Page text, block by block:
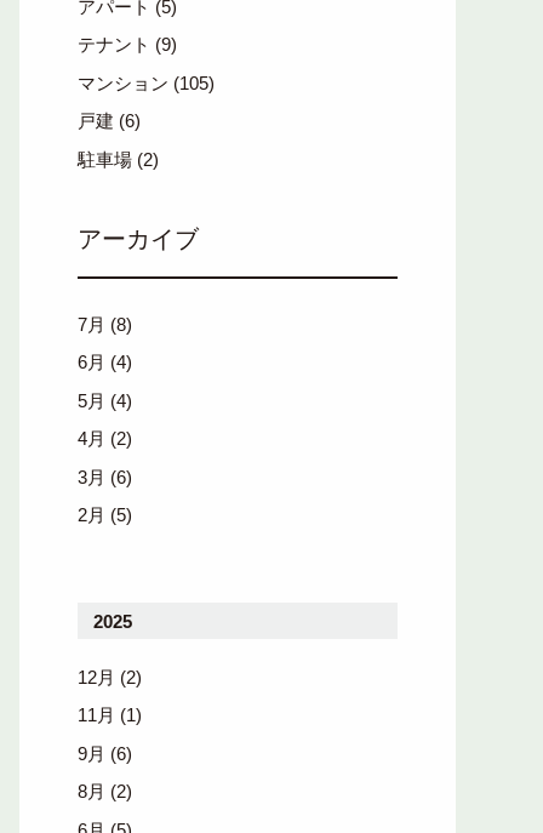
アパート (5)
テナント (9)
マンション (105)
戸建 (6)
駐車場 (2)
アーカイブ
7月 (8)
6月 (4)
5月 (4)
4月 (2)
3月 (6)
2月 (5)
2025
12月 (2)
11月 (1)
9月 (6)
8月 (2)